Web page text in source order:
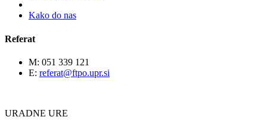
Kako do nas
Referat
M: 051 339 121
E: referat@ftpo.upr.si
URADNE URE